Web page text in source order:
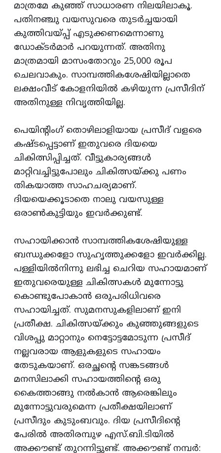
മാത്രമേ കുഞ്ഞ് സാധാരണ നിലയിലാകൂ.
പതിനഞ്ചു വയസുവരെ തുടര്‍ച്ചയായി
കുത്തിവയ്പ്പ് എടുക്കണമെന്നാണു
ഡോക്ടര്‍മാര്‍ പറയുന്നത്. അതിനു
മാത്രമായി മാസംതോറും 25,000 രൂപ
ചെലവാകും. സാമ്പത്തികശേഷിയില്ലാതെ
ലക്ഷംവീട് കോളനിയില്‍ കഴിയുന്ന പ്രസീദിന്
അതിനുള്ള നിവൃത്തിയില്ല.
പെയിന്റിംഗ് തൊഴിലാളിയായ പ്രസീദ് വളരെ
കഷ്ടപ്പെട്ടാണ് ഇതുവരെ ദിയയെ
ചികിത്സിപ്പിച്ചത്. വീട്ടുകാര്യങ്ങള്‍
മാറ്റിവച്ചിട്ടുപോലും ചികിത്സയ്ക്കു പണം
തികയാത്ത സാഹചര്യമാണ്.
ദിയയെക്കൂടാതെ നാലു വയസുള്ള
ഒരാണ്‍കുട്ടിയും ഇവര്‍ക്കുണ്ട്.
സഹായിക്കാന്‍ സാമ്പത്തികശേഷിയുള്ള
ബന്ധുക്കളോ സുഹൃത്തുക്കളോ ഇവര്‍ക്കില്ല.
പള്ളിയില്‍നിന്നു ലഭിച്ച ചെറിയ സഹായമാണ്
ഇതുവരെയുള്ള ചികിത്സകള്‍ മുന്നോട്ടു
കൊണ്ടുപോകാന്‍ ഒരുപരിധിവരെ
സഹായിച്ചത്. സുമനസുകളിലാണ് ഇനി
പ്രതീക്ഷ. ചികിത്സയ്ക്കും കുഞ്ഞുങ്ങളുടെ
വിശപ്പു മാറ്റാനും നെട്ടോട്ടമോടുന്ന പ്രസീദ്
നല്ലവരായ ആളുകളുടെ സഹായം
തേടുകയാണ്. ഒരച്ഛന്റെ സങ്കടങ്ങള്‍
മനസിലാക്കി സഹായത്തിന്റെ ഒരു
കൈത്താങ്ങു നല്‍കാന്‍ ആരെങ്കിലും
മുന്നോട്ടുവരുമെന്ന പ്രതീക്ഷയിലാണ്
പ്രസീദും കുടുംബവും. ദിയ പ്രസീദിന്റെ
പേരില്‍ അതിരമ്പുഴ എസ്.ബി.ടിയില്‍
അക്കൗണ്ട് തുറന്നിട്ടുണ്ട്. അക്കൗണ്ട് നമ്പര്‍: